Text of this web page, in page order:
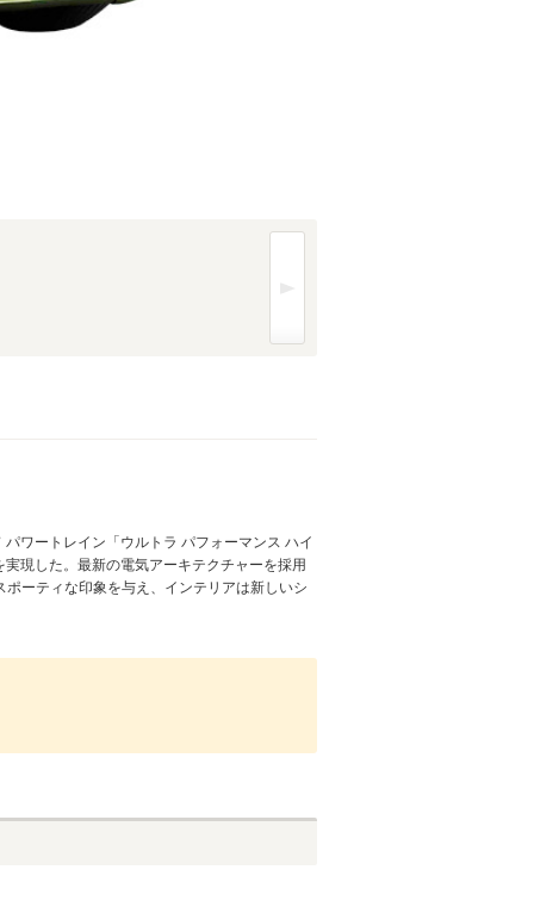
ワートレイン「ウルトラ パフォーマンス ハイ
現した。最新の電気アーキテクチャーを採用
ーティな印象を与え、インテリアは新しいシ